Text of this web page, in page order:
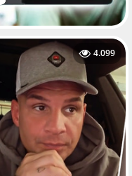
4.099